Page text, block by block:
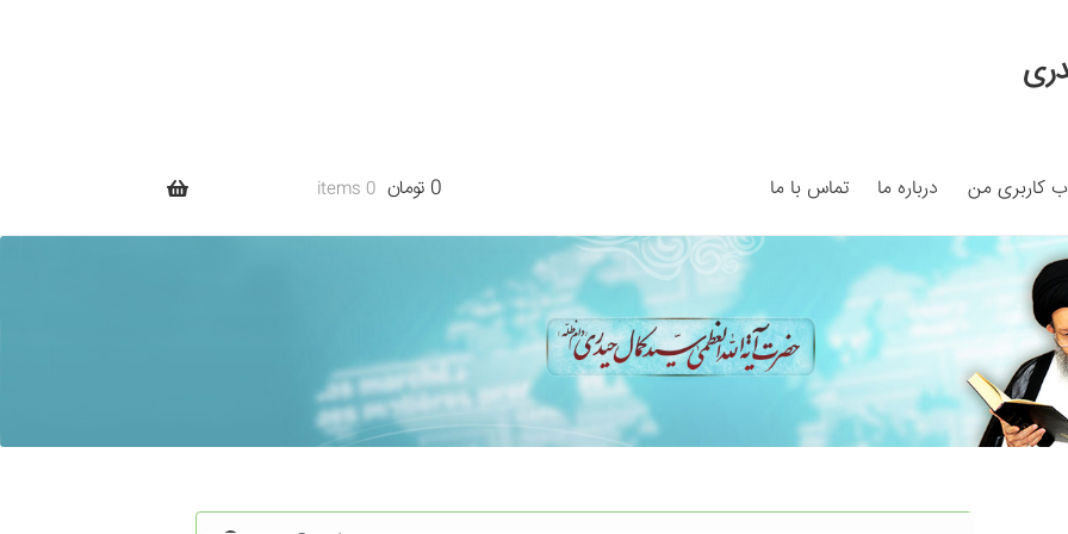
کاربری من درباره ما تماس با ما
My
Search Results
Shop برگه نمونه برگه نمونه بلاگ پرداخت
سبد خرید قوانین و مقررات
0 تومان 0 items